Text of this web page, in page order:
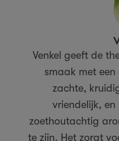
Venkel geeft de
smaak met
zachte,
vriendelijk,
zoethoutachtig
te zijn. Het zorgt